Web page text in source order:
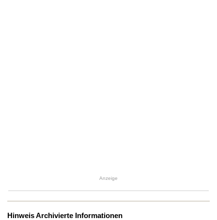
Anzeige
Hinweis Archivierte Informationen